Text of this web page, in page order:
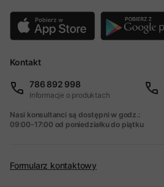
Kontakt
786 892 998
Informacje o produktach
Nasi konsultanci są dostępni w godz.:
09:00-17:00 od poniedziałku do piątku
Formularz kontaktowy